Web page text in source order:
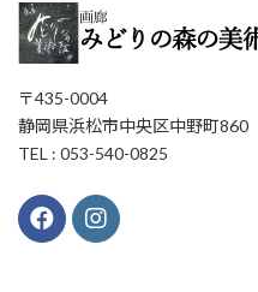
〒435-0004
静岡県浜松市中央区中野町860
TEL : 053-540-0825